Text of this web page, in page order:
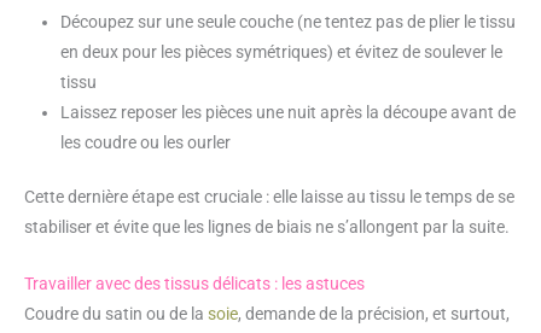
Découpez sur une seule couche (ne tentez pas de plier le tissu
en deux pour les pièces symétriques) et évitez de soulever le
tissu
Laissez reposer les pièces une nuit après la découpe avant de
les coudre ou les ourler
Cette dernière étape est cruciale : elle laisse au tissu le temps de se
stabiliser et évite que les lignes de biais ne s’allongent par la suite.
Travailler avec des tissus délicats : les astuces
Coudre du satin ou de la soie, demande de la précision, et surtout,